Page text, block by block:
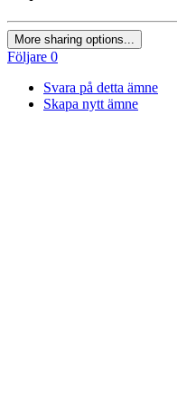
More sharing options...
Följare 0
Svara på detta ämne
Skapa nytt ämne